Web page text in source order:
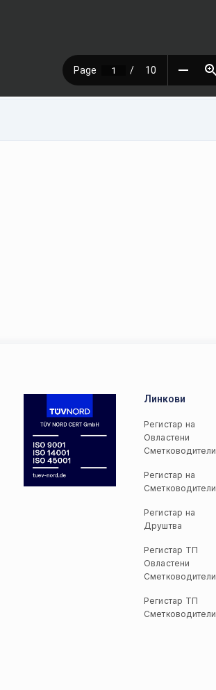
Линкови
Регистар на
Овластени
Сметководители
Регистар на
Сметководители
Регистар на
Друштва
Регистар ТП
Овластени
Сметководители
Регистар ТП
Сметководители